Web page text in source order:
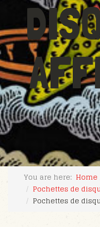
You are here: Home
Pochettes de
Pochettes de